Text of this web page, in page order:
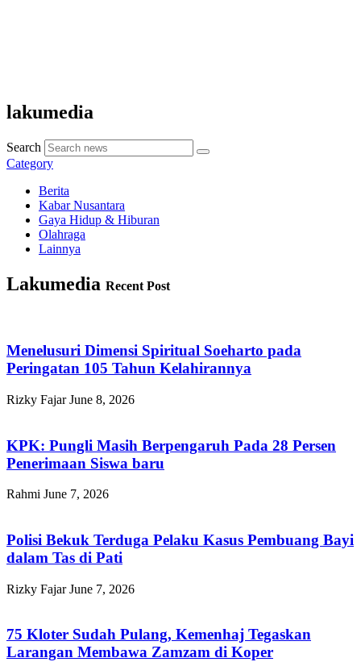
lakumedia
Search
Category
Berita
Kabar Nusantara
Gaya Hidup & Hiburan
Olahraga
Lainnya
Lakumedia Recent Post
Menelusuri Dimensi Spiritual Soeharto pada
Peringatan 105 Tahun Kelahirannya
Rizky FajarJune 8, 2026
KPK: Pungli Masih Berpengaruh Pada 28 Persen
Penerimaan Siswa baru
Rahmi June 7, 2026
Polisi Bekuk Terduga Pelaku Kasus Pembuang Bayi
dalam Tas di Pati
Rizky FajarJune 7, 2026
75 Kloter Sudah Pulang, Kemenhaj Tegaskan
Larangan Membawa Zamzam di Koper